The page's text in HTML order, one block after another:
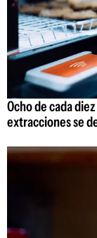
Ocho de cada
extracciones se